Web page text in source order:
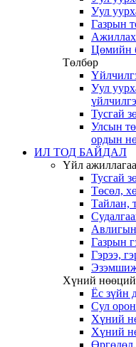
Уул
Газрын
Ажиллах
Цөмийн
Төлбөр
Уул
Тусгай
Улсын
ордын
ИЛ ТОД БАЙДАЛ
Үйл
Тусгай
Төсөл,
Тайлан,
Авлигын
Газрын
Гэрээ,
Хүний
Ёс зүйн
Сул
Хүний
Хүний